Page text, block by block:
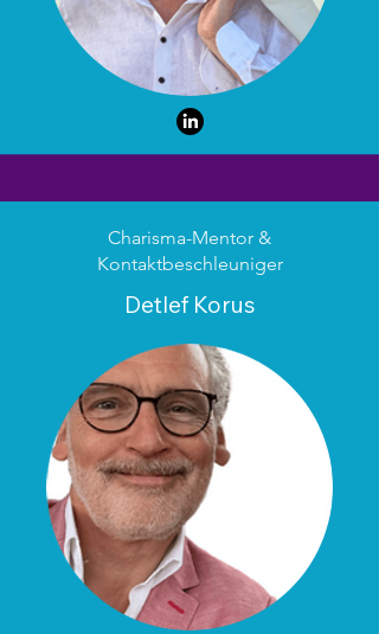
Charisma-Mentor &
Kontaktbeschleuniger
Detlef Korus